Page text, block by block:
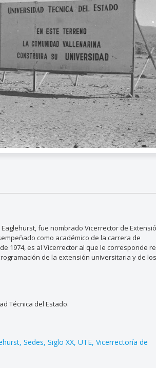
Eaglehurst, fue nombrado Vicerrector de
como académico de la carrera de
1974, es al Vicerrector al que le corresponde
de la extensión universitaria y de los
Técnica del Estado.
Sedes Siglo XX UTE Vicerrectoría de